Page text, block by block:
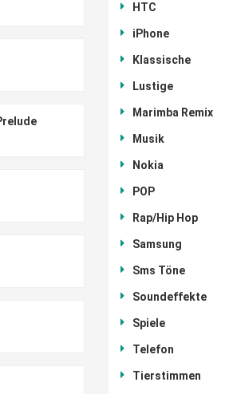
HTC
iPhone
Klassische
Lustige
Marimba Remix
Musik
Nokia
POP
Rap/Hip Hop
Samsung
Sms Töne
Soundeffekte
Spiele
Telefon
Tierstimmen